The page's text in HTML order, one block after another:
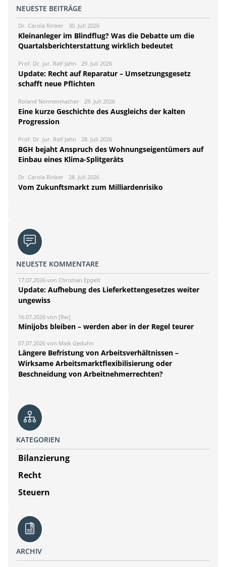
NEUESTE BEITRÄGE
Dr. Carola Rinker 30. Juli 2026
Kleinanleger im Blindflug? Was die Debatte um die
Quartalsberichterstattung wirklich bedeutet
Prof. Dr. jur. Ralf Jahn 29. Juli 2026
Update: Recht auf Reparatur – Umsetzungsgesetz
schafft neue Pflichten
Roland Nonnenmacher 29. Juli 2026
Eine kurze Geschichte des Ausgleichs der kalten
Progression
Prof. Dr. jur. Ralf Jahn 28. Juli 2026
BGH bejaht Anspruch des Wohnungseigentümers auf
Einbau eines Klima-Splitgeräts
Dr. Carola Rinker 28. Juli 2026
Vom Zukunftsmarkt zum Milliardenrisiko
NEUESTE KOMMENTARE
17.07.2026 von Christian Eppelt
Update: Aufhebung des Lieferkettengesetzes weiter
ungewiss
16.07.2026 von [Rw]
Minijobs bleiben – werden aber in der Regel teurer
07.07.2026 von Maik Geduhn
Längere Befristung von Arbeitsverhältnissen –
Wirksame Arbeitsmarktflexibilisierung oder
Beschneidung von Arbeitnehmerrechten?
KATEGORIEN
Bilanzierung
Recht
Steuern
ARCHIV